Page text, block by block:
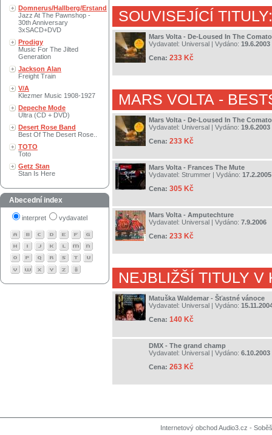
Domnerus/Hallberg/Erstand
Jazz At The Pawnshop -
30th Anniversary
3xSACD+DVD
Prodigy
Music For The Jilted
Generation
Jackson Alan
Freight Train
V/A
Klezmer Music 1908-1927
Depeche Mode
Ultra (CD + DVD)
Desert Rose Band
Best Of The Desert Rose..
TOTO
Toto
Getz Stan
Stan Is Here
Abecední index
interpret vydavatel
SOUVISEJÍCÍ TITULY:
Mars Volta - De-Loused In The
Vydavatel: Universal | Vydáno: 19.6.2003
Cena: 233 Kč
MARS VOLTA -
Mars Volta - De-Loused In The
Vydavatel: Universal | Vydáno: 19.6.2003
Cena: 233 Kč
Mars Volta - Frances The Mute
Vydavatel: Strummer | Vydáno: 17.2.2005
Cena: 305 Kč
Mars Volta - Amputechture
Vydavatel: Universal | Vydáno: 7.9.2006
Cena: 233 Kč
NEJBLIŽŠÍ TITULY V
Matuška Waldemar - Šťastné vánoce
Vydavatel: Universal | Vydáno:
Cena: 140 Kč
DMX - The grand champ
Vydavatel: Universal | Vydáno: 6.10.2003
Cena: 263 Kč
Internetový obchod Audio3.cz -